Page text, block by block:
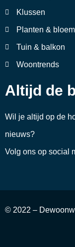
Klussen
Planten &
Tuin & balkon
Woontrends
Altijd de
Wil je altijd op de
nieuws?
Volg ons op social
© 2022 –